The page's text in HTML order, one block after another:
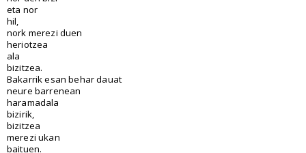
eta nor
hil,
nork merezi duen
heriotzea
ala
bizitzea.
Bakarrik esan behar dauat
neure barrenean
haramadala
bizirik,
bizitzea
merezi ukan
baituen.